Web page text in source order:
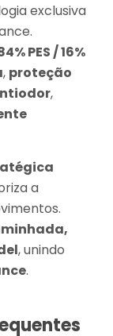
exclusiva
PES / 16%
, proteção
,
a
, unindo
.